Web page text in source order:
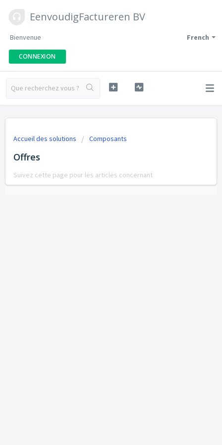
EenvoudigFactureren BV
French
Bienvenue
CONNEXION
Accueil des solutions Composants
Offres
Suivez cette page pour les articles concernant